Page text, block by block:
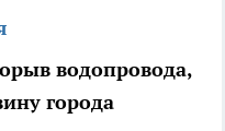
водопровода,
города